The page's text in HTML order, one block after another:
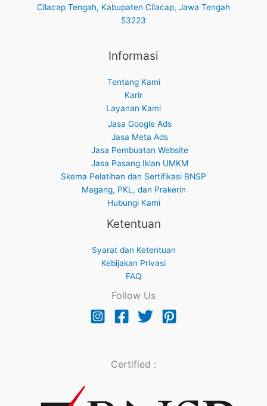
Cilacap Tengah, Kabupaten Cilacap, Jawa Tengah
53223
Informasi
Tentang Kami
Karir
Layanan Kami
Jasa Google Ads
Jasa Meta Ads
Jasa Pembuatan Website
Jasa Pasang Iklan UMKM
Skema Pelatihan dan Sertifikasi BNSP
Magang, PKL, dan Prakerin
Hubungi Kami
Ketentuan
Syarat dan Ketentuan
Kebijakan Privasi
FAQ
Follow Us
Certified :